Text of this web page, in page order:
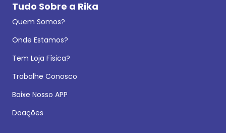
Tudo Sobre a Rika
Quem Somos?
Onde Estamos?
Tem Loja Física?
Trabalhe Conosco
Baixe Nosso APP
Doações